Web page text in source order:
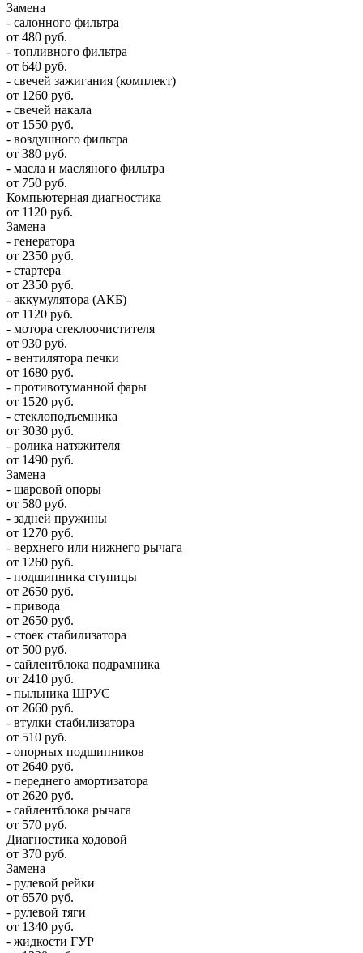
Замена
- салонного фильтра
от 480 руб.
- топливного фильтра
от 640 руб.
- свечей зажигания (комплект)
от 1260 руб.
- свечей накала
от 1550 руб.
- воздушного фильтра
от 380 руб.
- масла и масляного фильтра
от 750 руб.
Компьютерная диагностика
от 1120 руб.
Замена
- генератора
от 2350 руб.
- стартера
от 2350 руб.
- аккумулятора (АКБ)
от 1120 руб.
- мотора стеклоочистителя
от 930 руб.
- вентилятора печки
от 1680 руб.
- противотуманной фары
от 1520 руб.
- стеклоподъемника
от 3030 руб.
- ролика натяжителя
от 1490 руб.
Замена
- шаровой опоры
от 580 руб.
- задней пружины
от 1270 руб.
- верхнего или нижнего рычага
от 1260 руб.
- подшипника ступицы
от 2650 руб.
- привода
от 2650 руб.
- стоек стабилизатора
от 500 руб.
- сайлентблока подрамника
от 2410 руб.
- пыльника ШРУС
от 2660 руб.
- втулки стабилизатора
от 510 руб.
- опорных подшипников
от 2640 руб.
- переднего амортизатора
от 2620 руб.
- сайлентблока рычага
от 570 руб.
Диагностика ходовой
от 370 руб.
Замена
- рулевой рейки
от 6570 руб.
- рулевой тяги
от 1340 руб.
- жидкости ГУР